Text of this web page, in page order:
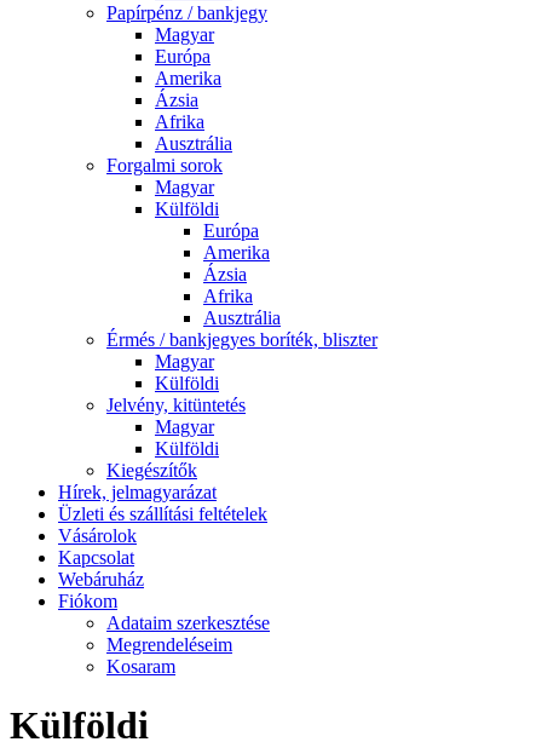
Papírpénz / bankjegy
Magyar
Európa
Amerika
Ázsia
Afrika
Ausztrália
Forgalmi sorok
Magyar
Külföldi
Európa
Amerika
Ázsia
Afrika
Ausztrália
Érmés / bankjegyes boríték, bliszter
Magyar
Külföldi
Jelvény, kitüntetés
Magyar
Külföldi
Kiegészítők
Hírek, jelmagyarázat
Üzleti és szállítási feltételek
Vásárolok
Kapcsolat
Webáruház
Fiókom
Adataim szerkesztése
Megrendeléseim
Kosaram
Külföldi